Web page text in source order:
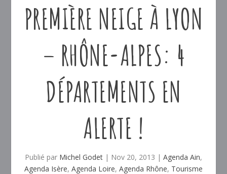
PREMIÈRE NEIGE À LYON
– RHÔNE-ALPES: 4
DÉPARTEMENTS EN
ALERTE !
Publié par Michel Godet | Nov 20, 2013 | Agenda Ain,
Agenda Isère, Agenda Loire, Agenda Rhône, Tourisme